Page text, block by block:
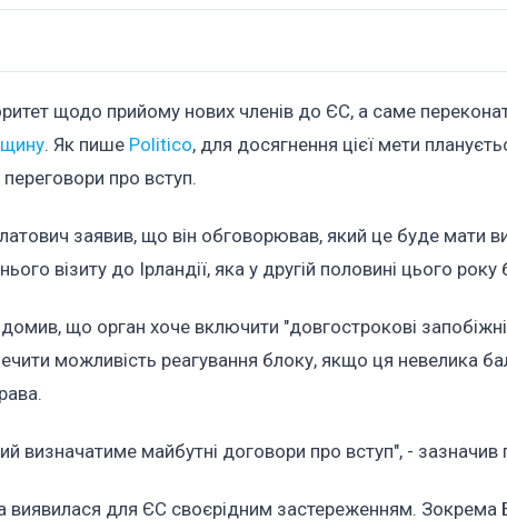
щодо прийому нових членів до ЄС, а саме
. Як пише Politico, для досягнення цієї мети
про вступ.
заявив, що він обговорював, який це буде мати
візиту до Ірландії, яка у другій половині цього
що орган хоче включити "довгострокові
можливість реагування блоку, якщо ця невелика
визначатиме майбутні договори про вступ", -
для ЄС своєрідним застереженням. Зокрема